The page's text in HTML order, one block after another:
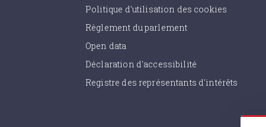
Politique d'utilisation des cookies
Règlement du parlement
Open data
Déclaration d'accessibilité
Registre des représentants d'intérêts